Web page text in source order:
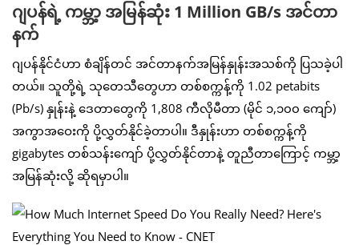
ဂျပန်ရဲ့ ကမ္ဘာ့ အမြန်ဆုံး 1 Million GB/s အင်တာ
နက်
ဂျပန်နိုင်ငံဟာ စံချိန်တင် အင်တာနက်အမြန်နှုန်းအသစ်ကို ပြသခဲ့ပါ
တယ်။ သူတို့ရဲ့ သုတေသီတွေဟာ တစ်စက္ကန့်ကို 1.02 petabits
(Pb/s) နှုန်းနဲ့ ဒေတာတွေကို 1,808 ကီလိုမီတာ (မိုင် ၁,၁၀၀ ကျော်)
အကွာအဝေးကို ပို့လွှတ်နိုင်ခဲ့တာပါ။ ဒီနှုန်းဟာ တစ်စက္ကန့်ကို
gigabytes တစ်သန်းကျော် ပို့လွှတ်နိုင်တာနဲ့ တူညီတာကြောင့် ကမ္ဘာ့
အမြန်ဆုံးလို့ ဆိုရမှာပါ။